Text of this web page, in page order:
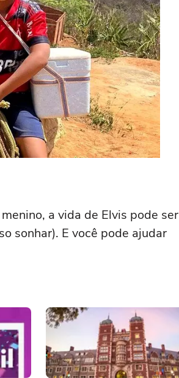
a vida de Elvis pode ser
sonhar). E você pode ajudar